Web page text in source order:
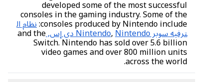
developed some of the most successful
consoles in the gaming industry. Some of the
consoles produced by Nintendo include: نظام ال
ترفيه سوبر Nintendo ,Nintendo دي إس, and the
Switch. Nintendo has sold over 5.6 billion
video games and over 800 million units
across the world.